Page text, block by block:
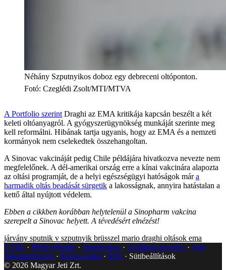
Néhány Szputnyikos doboz egy debreceni oltóponton.
Fotó: Czeglédi Zsolt/MTI/MTVA
A Portfolio szerint Draghi az EMA kritikája kapcsán beszélt a két
keleti oltóanyagról. A gyógyszerügynökség munkáját szerinte meg
kell reformálni. Hibának tartja ugyanis, hogy az EMA és a nemzeti
kormányok nem cselekedtek összehangoltan.
A Sinovac vakcináját pedig Chile példájára hivatkozva nevezte nem
megfelelőnek. A dél-amerikai ország erre a kínai vakcinára alapozta
az oltási programját, de a helyi egészségügyi hatóságok mára
harmadik oltás beadását sürgetik a lakosságnak, annyira hatástalan a
kettő által nyújtott védelem.
Ebben a cikkben korábban helytelenül a Sinopharm vakcina
szerepelt a Sinovac helyett. A tévedésért elnézést!
járvány sputnik v szputnyik brüsszel mario draghi oltások ema
GYIK
Hibát jelentek Impresszum Javítások kezelése
Jogi
dokumentumok
Médiaajánlat RSS
Sütibeállítások
© 2026 Magyar Jeti Zrt.